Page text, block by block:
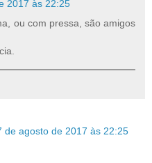
2017 às 22:25
ou com pressa, são amigos
de agosto de 2017 às 22:25